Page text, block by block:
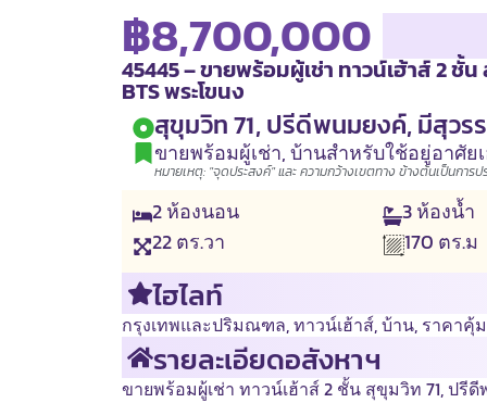
฿8,700,000
45445 – ขายพร้อมผู้เช่า ทาวน์เฮ้าส์ 2 ชั้
BTS พระโขนง
สุขุมวิท 71, ปรีดีพนมยงค์, มีสุว
ขายพร้อมผู้เช่า,บ้านสำหรับใช้อยู่อาศัย
หมายเหตุ: "จุดประสงค์" และ ความกว้างเขตทาง ข้างต้นเป็นการ
2ห้องนอน 3ห้องน้ำ
22ตร.วา 170 ตร.ม
ไฮไลท์
กรุงเทพและปริมณฑล,ทาวน์เฮ้าส์,บ้าน, ราคาคุ้
รายละเอียดอสังหาฯ
ขายพร้อมผู้เช่า ทาวน์เฮ้าส์ 2 ชั้น สุขุมวิท 71, ปรี